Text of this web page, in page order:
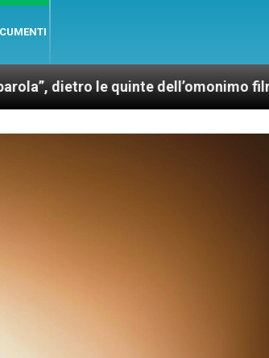
quinte dell’omonimo film di Wim